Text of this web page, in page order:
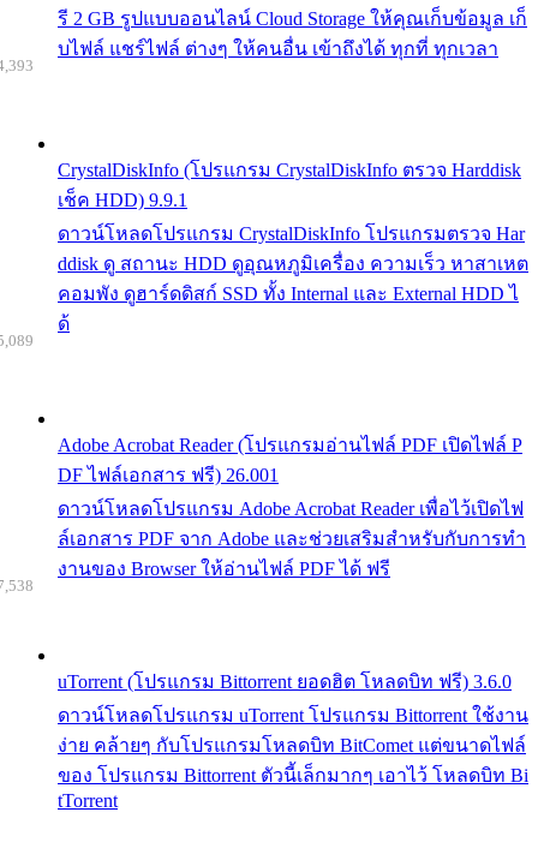
รี 2 GB รูปแบบออนไลน์ Cloud Storage ให้คุณเก็บข้อมูล เก็
บไฟล์ แชร์ไฟล์ ต่างๆ ให้คนอื่น เข้าถึงได้ ทุกที่ ทุกเวลา
CrystalDiskInfo (โปรแกรม CrystalDiskInfo ตรวจ Harddisk
เช็ค HDD) 9.9.1
ดาวน์โหลดโปรแกรม CrystalDiskInfo โปรแกรมตรวจ Har
ddisk ดู สถานะ HDD ดูอุณหภูมิเครื่อง ความเร็ว หาสาเหต
คอมพัง ดูฮาร์ดดิสก์ SSD ทั้ง Internal และ External HDD ไ
ด้
Adobe Acrobat Reader (โปรแกรมอ่านไฟล์ PDF เปิดไฟล์ P
DF ไฟล์เอกสาร ฟรี) 26.001
ดาวน์โหลดโปรแกรม Adobe Acrobat Reader เพื่อไว้เปิดไฟ
ล์เอกสาร PDF จาก Adobe และช่วยเสริมสำหรับกับการทำ
งานของ Browser ให้อ่านไฟล์ PDF ได้ ฟรี
uTorrent (โปรแกรม Bittorrent ยอดฮิต โหลดบิท ฟรี) 3.6.0
ดาวน์โหลดโปรแกรม uTorrent โปรแกรม Bittorrent ใช้งาน
ง่าย คล้ายๆ กับโปรแกรมโหลดบิท BitComet แต่ขนาดไฟล์
ของ โปรแกรม Bittorrent ตัวนี้เล็กมากๆ เอาไว้ โหลดบิท Bi
tTorrent